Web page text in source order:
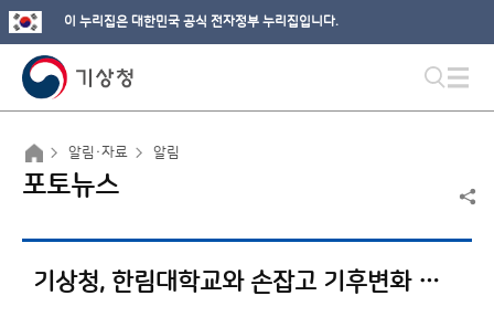
이 누리집은 대한민국 공식 전자정부 누리집입니다.
알림·자료 알림
포토뉴스
기상청, 한림대학교와 손잡고 기후변화 대응을 위한 개도국 인재 양성한다!